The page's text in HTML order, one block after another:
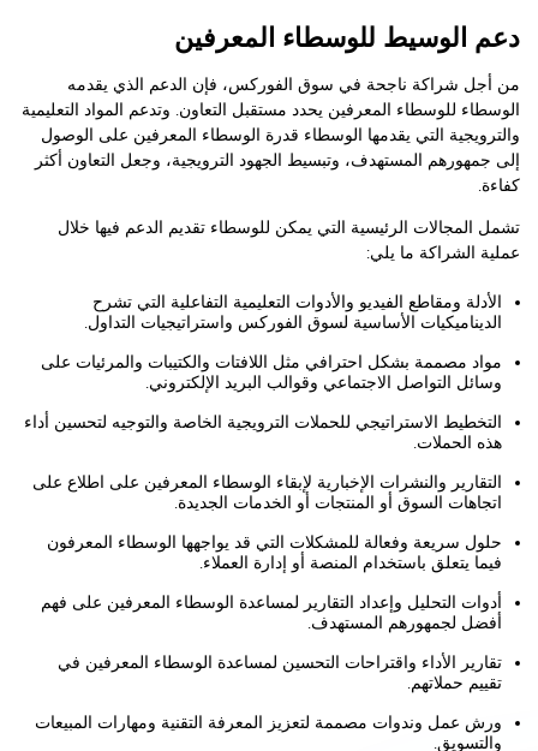
دعم الوسيط للوسطاء المعرفين
من أجل شراكة ناجحة في سوق الفوركس، فإن الدعم الذي يقدمه
الوسطاء للوسطاء المعرفين يحدد مستقبل التعاون. وتدعم المواد التعليمية
والترويجية التي يقدمها الوسطاء قدرة الوسطاء المعرفين على الوصول
إلى جمهورهم المستهدف، وتبسيط الجهود الترويجية، وجعل التعاون أكثر
كفاءة.
تشمل المجالات الرئيسية التي يمكن للوسطاء تقديم الدعم فيها خلال
عملية الشراكة ما يلي:
الأدلة ومقاطع الفيديو والأدوات التعليمية التفاعلية التي تشرح
الديناميكيات الأساسية لسوق الفوركس واستراتيجيات التداول.
مواد مصممة بشكل احترافي مثل اللافتات والكتيبات والمرئيات على
وسائل التواصل الاجتماعي وقوالب البريد الإلكتروني.
التخطيط الاستراتيجي للحملات الترويجية الخاصة والتوجيه لتحسين أداء
هذه الحملات.
التقارير والنشرات الإخبارية لإبقاء الوسطاء المعرفين على اطلاع على
اتجاهات السوق أو المنتجات أو الخدمات الجديدة.
حلول سريعة وفعالة للمشكلات التي قد يواجهها الوسطاء المعرفون
فيما يتعلق باستخدام المنصة أو إدارة العملاء.
أدوات التحليل وإعداد التقارير لمساعدة الوسطاء المعرفين على فهم
أفضل لجمهورهم المستهدف.
تقارير الأداء واقتراحات التحسين لمساعدة الوسطاء المعرفين في
تقييم حملاتهم.
ورش عمل وندوات مصممة لتعزيز المعرفة التقنية ومهارات المبيعات
والتسويق.